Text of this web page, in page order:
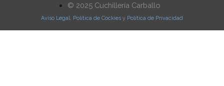
© 2025 Cuchillería Carballo
Aviso Legal Política de Cockies y Política de Privacidad